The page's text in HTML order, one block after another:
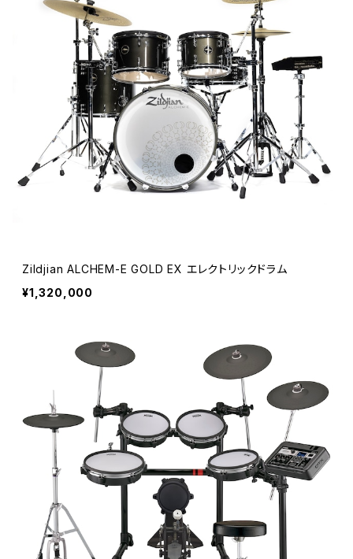
Zildjian ALCHEM-E GOLD EX エレクトリックドラム
¥1,320,000